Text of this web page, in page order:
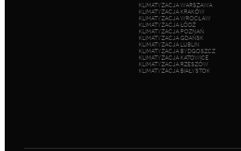
KLIMATYZACJA WARSZAWA
KLIMATYZACJA KRAKÓW
KLIMATYZACJA WROCŁAW
KLIMATYZACJA ŁÓDŹ
KLIMATYZACJA POZNAŃ
KLIMATYZACJA GDAŃSK
KLIMATYZACJA LUBLIN
KLIMATYZACJA BYDGOSZCZ
KLIMATYZACJA KATOWICE
KLIMATYZACJA RZESZÓW
KLIMATYZACJA BIAŁYSTOK